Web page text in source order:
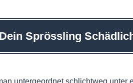
Sprössling
untergeordnet schlichtweg unter